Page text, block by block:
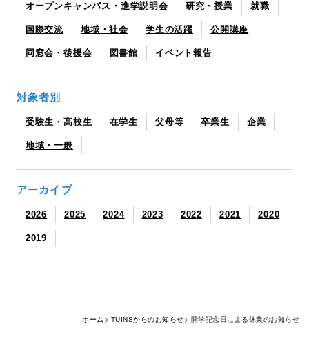
オープンキャンパス・進学説明会 研究・授業 就職
国際交流 地域・社会 学生の活躍 公開講座
同窓会・後援会 図書館 イベント報告
対象者別
受験生・高校生 在学生 父母等 卒業生 企業
地域・一般
アーカイブ
2026 2025 2024 2023 2022 2021 2020
2019
ホーム TUINSからのお知らせ 開学記念日による休業のお知らせ